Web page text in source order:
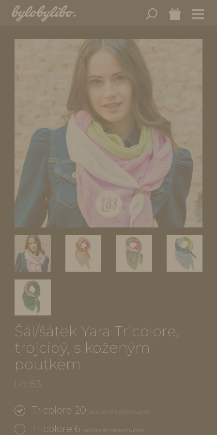
Šál/šátek Yara Tricolore,
trojcípý, s koženým
poutkem
Lot83
Tricolore 20 dočasně nedostupné
Tricolore 6 dočasně nedostupné